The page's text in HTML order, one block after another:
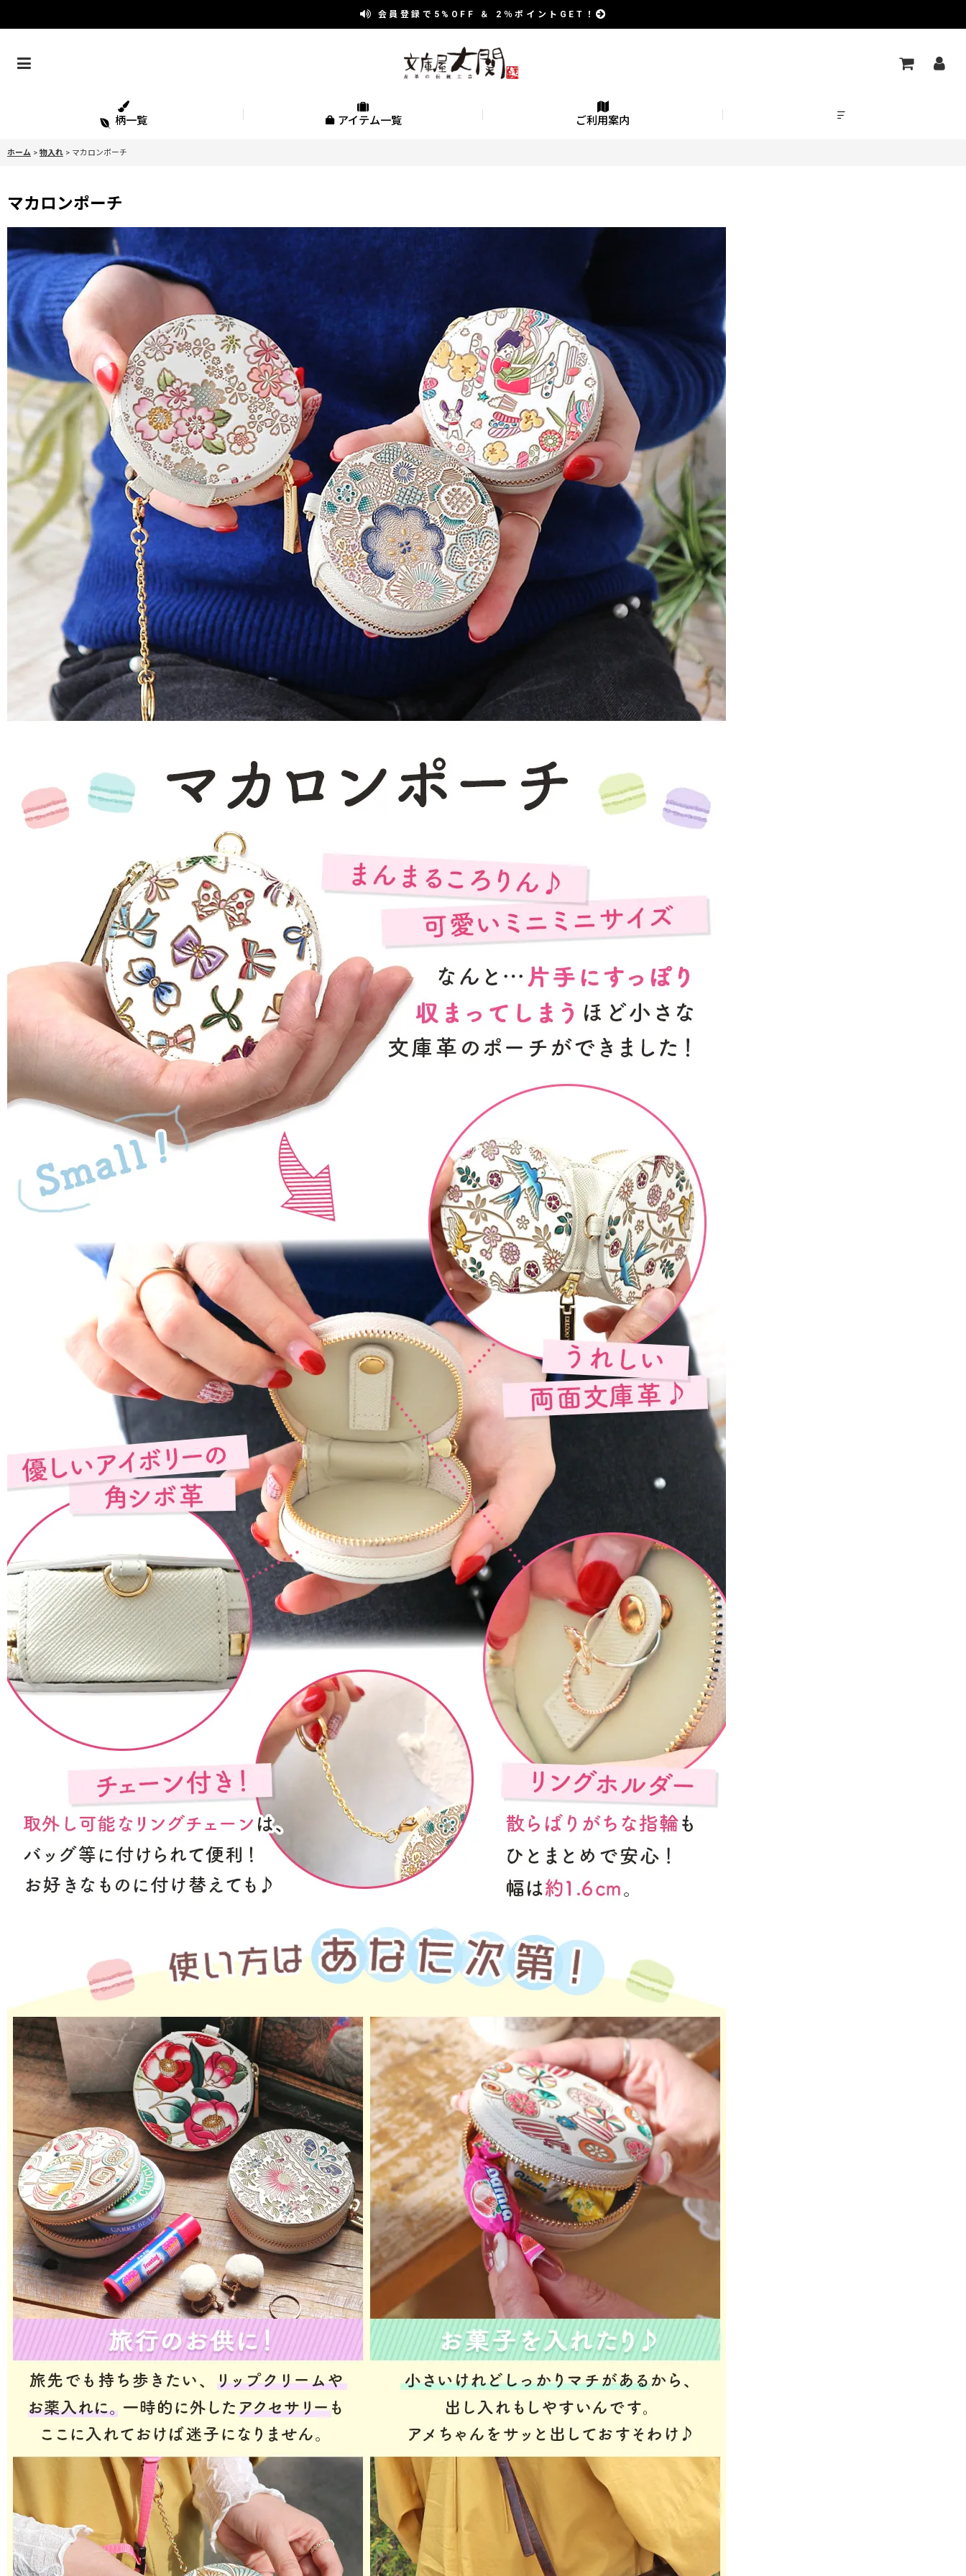
会員登録で 5%OFF ＆ 2％ポイントGET！
柄一覧 アイテム一覧 ご利用案内
ホーム > 物入れ > マカロンポーチ
マカロンポーチ